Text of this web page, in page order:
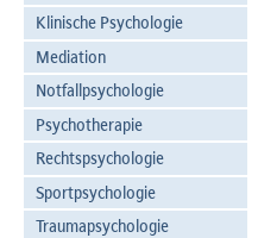
Klinische Psychologie
Mediation
Notfallpsychologie
Psychotherapie
Rechtspsychologie
Sportpsychologie
Traumapsychologie